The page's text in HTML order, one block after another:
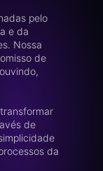
pelo
e da
Nossa
de
de
da